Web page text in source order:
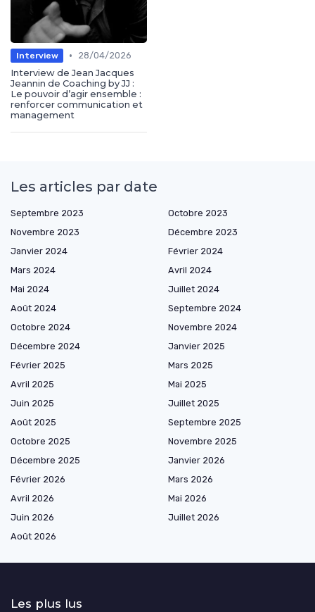
Interview •
28/04/2026
Interview de Jean Jacques
Jeannin de Coaching by JJ :
Le pouvoir d’agir ensemble :
renforcer communication et
management
Les articles par date
Septembre 2023
Octobre 2023
Novembre 2023
Décembre 2023
Janvier 2024
Février 2024
Mars 2024
Avril 2024
Mai 2024
Juillet 2024
Août 2024
Septembre 2024
Octobre 2024
Novembre 2024
Décembre 2024
Janvier 2025
Février 2025
Mars 2025
Avril 2025
Mai 2025
Juin 2025
Juillet 2025
Août 2025
Septembre 2025
Octobre 2025
Novembre 2025
Décembre 2025
Janvier 2026
Février 2026
Mars 2026
Avril 2026
Mai 2026
Juin 2026
Juillet 2026
Août 2026
Les plus lus